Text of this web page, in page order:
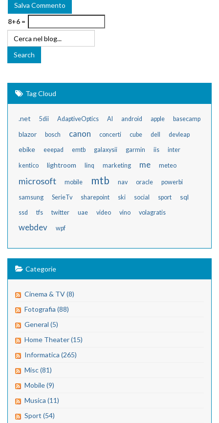
8+6 =
Tag Cloud
.net 5dii AdaptiveOptics AI android apple basecamp
blazor bosch canon concerti cube dell devleap
ebike eeepad emtb galaxysii garmin iis inter
kentico lightroom linq marketing me meteo
microsoft mobile mtb nav oracle powerbi
samsung SerieTv sharepoint ski social sport sql
ssd tfs twitter uae video vino volagratis
webdev wpf
Categorie
Cinema & TV (8)
Fotografia (88)
General (5)
Home Theater (15)
Informatica (265)
Misc (81)
Mobile (9)
Musica (11)
Sport (54)